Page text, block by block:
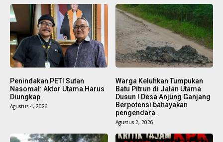
Penindakan PETI Sutan
Nasomal: Aktor Utama Harus
Diungkap
Agustus 4, 2026
Warga Keluhkan Tumpukan
Batu Pitrun di Jalan Utama
Dusun I Desa Anjung Ganjang
Berpotensi bahayakan
pengendara.
Agustus 2, 2026